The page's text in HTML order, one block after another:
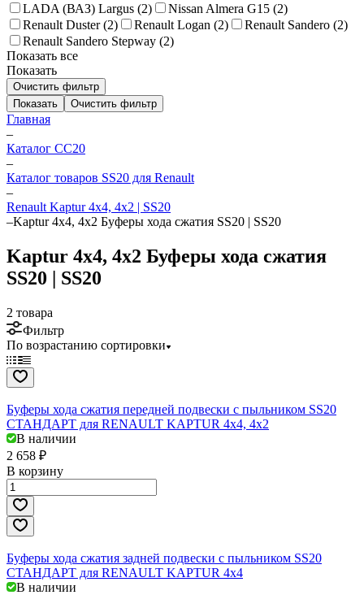
LADA (ВАЗ) Largus (2) Nissan Almera G15 (2)
Renault Duster (2) Renault Logan (2) Renault Sandero (2)
Renault Sandero Stepway (2)
Показать все
Показать
Очистить фильтр
Показать
Очистить фильтр
Главная
–
Каталог CC20
–
Каталог товаров SS20 для Renault
–
Renault Kaptur 4х4, 4х2 | SS20
–Kaptur 4х4, 4х2 Буферы хода сжатия SS20 | SS20
Kaptur 4х4, 4х2 Буферы хода сжатия
SS20 | SS20
2 товара
Фильтр
По возрастанию сортировки
Буферы хода сжатия передней подвески с пыльником SS20
СТАНДАРТ для RENAULT KAPTUR 4x4, 4x2
В наличии
2 658 ₽
В корзину
Буферы хода сжатия задней подвески с пыльником SS20
СТАНДАРТ для RENAULT KAPTUR 4x4
В наличии